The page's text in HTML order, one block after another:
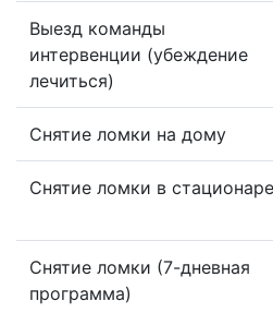
Выезд команды
интервенции (убеждение
лечиться)
Снятие ломки на дому
Снятие ломки в стационаре
Снятие ломки (7-дневная
программа)